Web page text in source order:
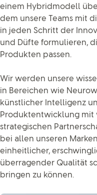
einem Hybridmodell
dem unsere Teams mit
in jeden Schritt der
und Düfte formulieren,
Produkten passen.
Wir werden unsere
in Bereichen wie
künstlicher Intelligenz
Produktentwicklung mit
strategischen
bei allen unseren
einheitlicher,
überragender Qualität
bringen zu können.